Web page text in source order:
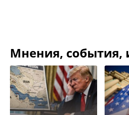
Мнения, события,